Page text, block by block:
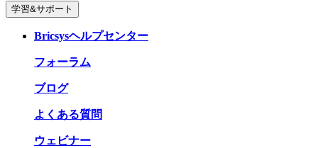
学習&サポート
Bricsysヘルプセンター
フォーラム
ブログ
よくある質問
ウェビナー